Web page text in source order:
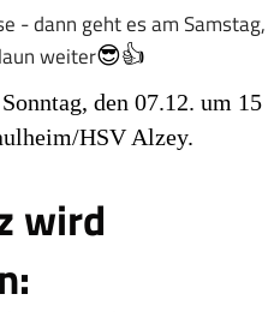
- dann geht es am Samstag,
weiter😎👍
den 07.12. um 15
HSV Alzey.
wird